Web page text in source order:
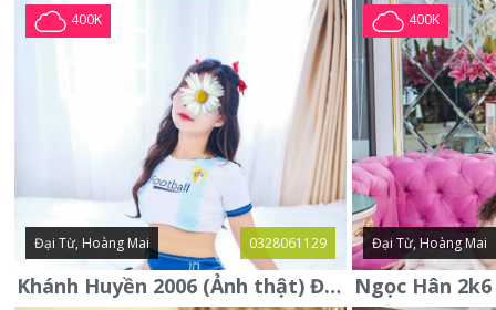
400K
Đại Từ, Hoàng Mai 0328061129
Khánh Huyền 2006 (Ảnh thật) Đại từ - Hoàng Mai
400K
Đại Từ, Hoàng Mai